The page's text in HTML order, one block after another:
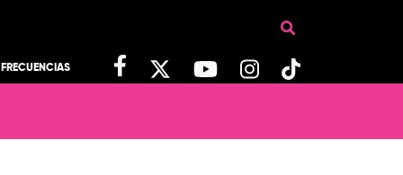
FRECUENCIAS